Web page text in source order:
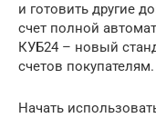
и готовить другие
счет полной
КУБ24 – новый
счетов покупателям.
Начать